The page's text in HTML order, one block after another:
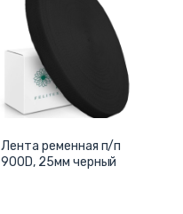
Лента ременная п/п
900D, 25мм черный